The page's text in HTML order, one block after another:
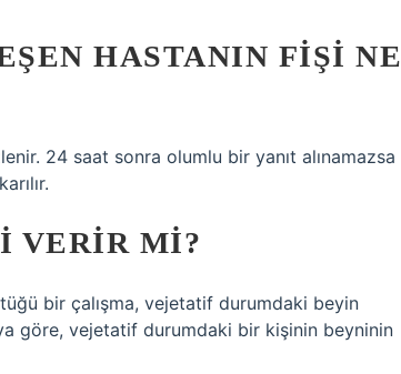
HASTANIN FIŞI NE
24 saat sonra olumlu bir yanıt alınamazsa
VERIR MI?
bir çalışma, vejetatif durumdaki beyin
göre, vejetatif durumdaki bir kişinin beyninin